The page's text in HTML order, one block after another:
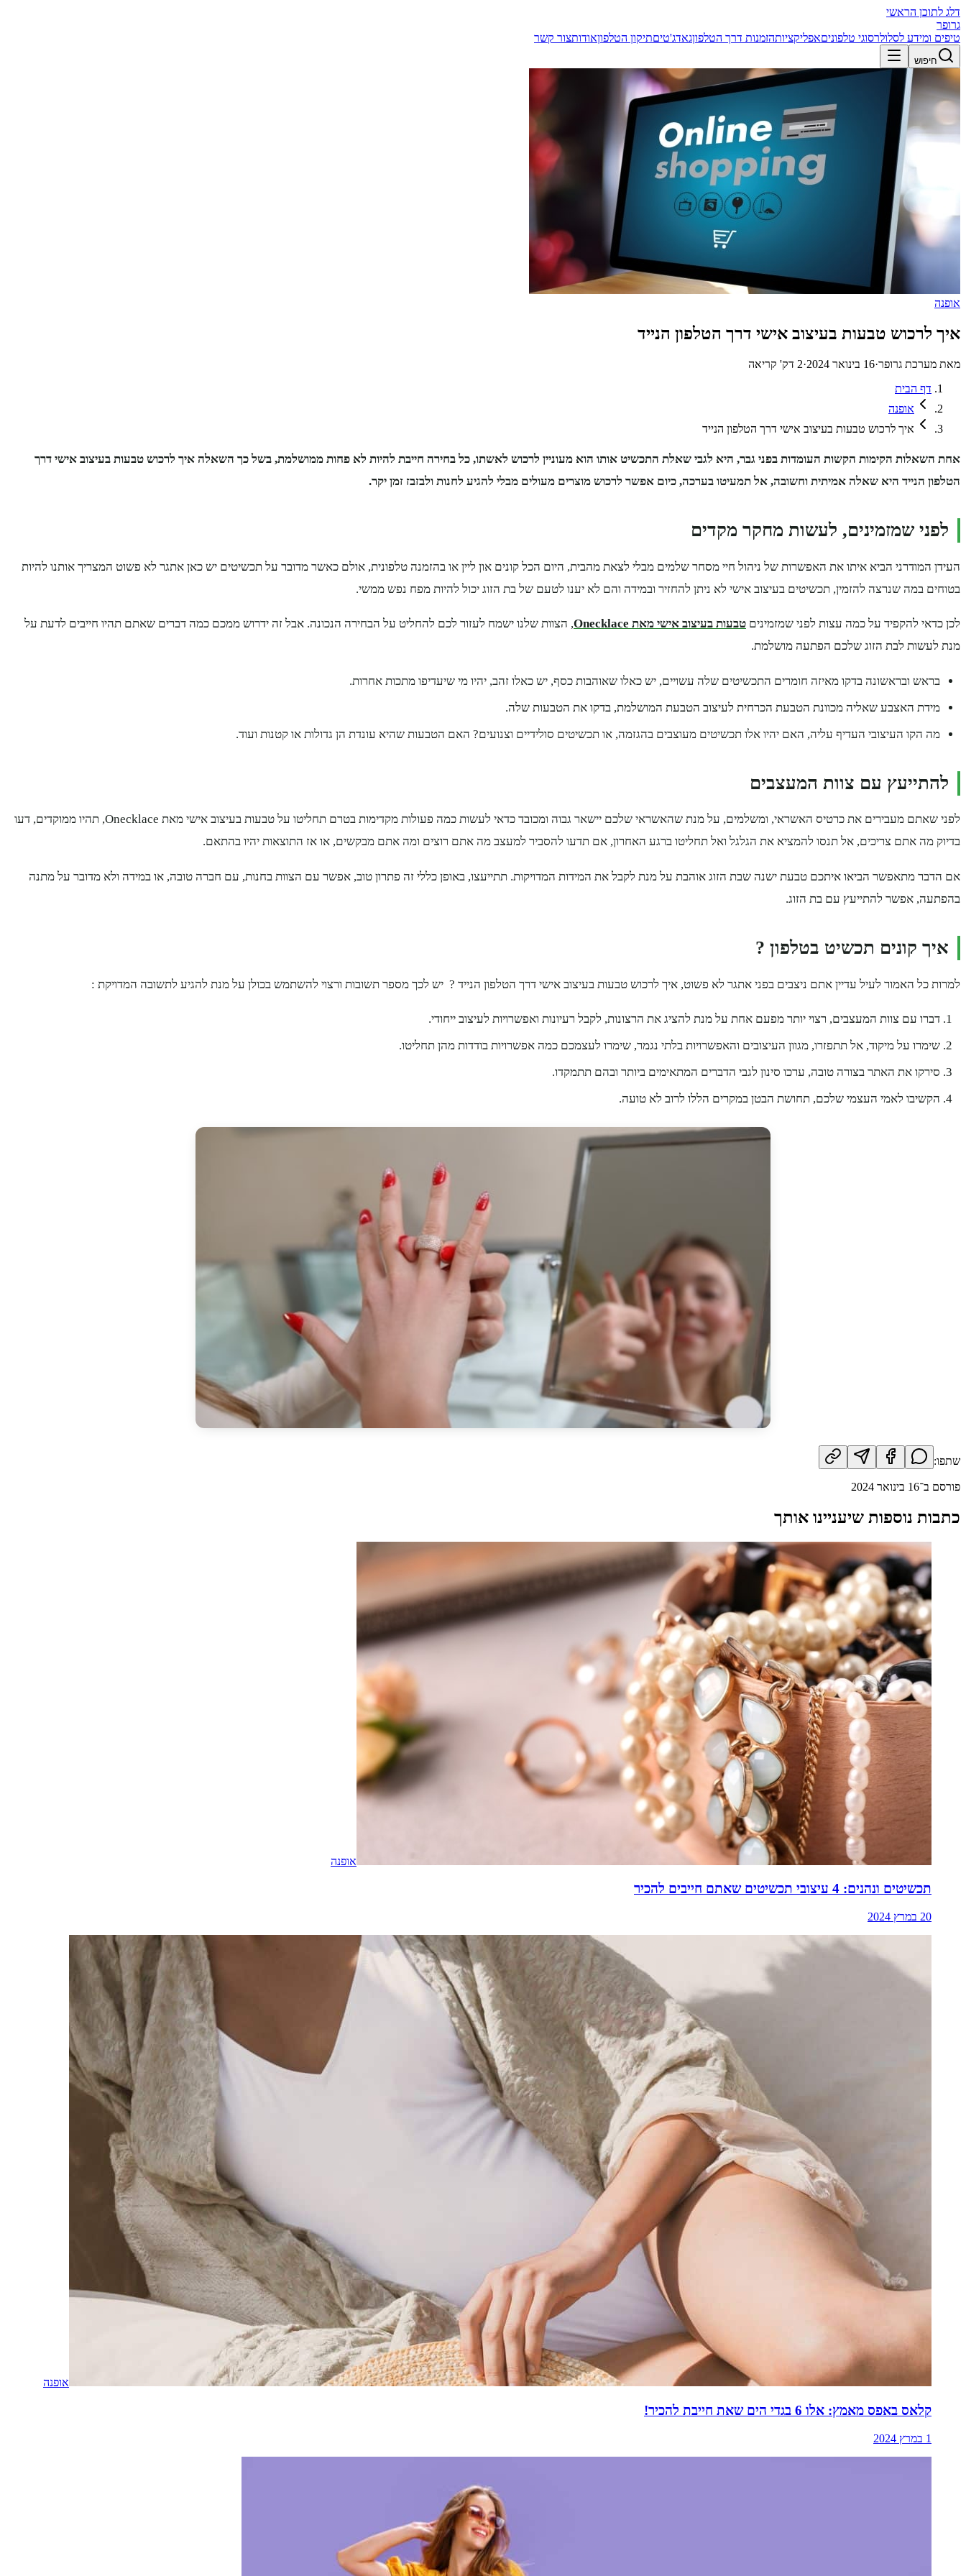
דלג לתוכן הראשי
גרופר
טיפים ומידע לסלולרסוגי טלפוניםאפליקציותהזמנות דרך הטלפוןגאדג'טיםתיקון הטלפוןאודותצור קשר
חיפוש
אופנה
איך לרכוש טבעות בעיצוב אישי דרך הטלפון הנייד
מאת מערכת גרופר·16 בינואר 2024 ·
2 דק' קריאה
דף הבית
אופנה
איך לרכוש טבעות בעיצוב אישי דרך הטלפון הנייד
אחת השאלות הקימות הקשות העומדות בפני גבר, היא לגבי שאלת התכשיט אותו הוא מעוניין לרכוש לאשתו, כל בחירה חייבת להיות לא פחות ממושלמת, בשל כך השאלה איך לרכוש טבעות בעיצוב אישי דרך
הטלפון הנייד היא שאלה אמיתית וחשובה, אל תמעיטו בערכה, כיום אפשר לרכוש מוצרים מעולים מבלי להגיע לחנות ולבזבז זמן יקר.
לפני שמזמינים, לעשות מחקר מקדים
העידן המודרני הביא איתו את האפשרות של ניהול חיי מסחר שלמים מבלי לצאת מהבית, היום הכל קונים און ליין או בהזמנה טלפונית, אולם כאשר מדובר על תכשיטים יש כאן אתגר לא פשוט המצריך אותנו להיות
בטוחים במה שנרצה להזמין, תכשיטים בעיצוב אישי לא ניתן להחזיר ובמידה והם לא יענו לטעם של בת הזוג יכול להיות מפח נפש ממשי.
לכן כדאי להקפיד על כמה עצות לפני שמזמינים טבעות בעיצוב אישי מאת Onecklace
, הצוות שלנו ישמח לעזור לכם להחליט על הבחירה הנכונה. אבל זה ידרוש ממכם כמה דברים שאתם תהיו חייבים לדעת על
מנת לעשות לבת הזוג שלכם הפתעה מושלמת.
בראש ובראשונה בדקו מאיזה חומרים התכשיטים שלה עשויים, יש כאלו שאוהבות כסף, יש כאלו זהב, יהיו מי שיעדיפו מתכות אחרות.
מידת האצבע שאליה מכוונת הטבעת הכרחית לעיצוב הטבעת המושלמת, בדקו את הטבעות שלה.
מה הקו העיצובי העדיף עליה, האם יהיו אלו תכשיטים מעוצבים בהגזמה, או תכשיטים סולידיים וצנועים? האם הטבעות שהיא עונדת הן גדולות או קטנות ועוד.
להתייעץ עם צוות המעצבים
לפני שאתם מעבירים את כרטיס האשראי, ומשלמים, על מנת שהאשראי שלכם יישאר גבוה ומכובד כדאי לעשות כמה פעולות מקדימות בטרם תחליטו על טבעות בעיצוב אישי מאת Onecklace, תהיו ממוקדים, דעו
בדיוק מה אתם צריכים, אל תנסו להמציא את הגלגל ואל תחליטו ברגע האחרון, אם תדעו להסביר למעצב מה אתם רוצים ומה אתם מבקשים, או אז התוצאות יהיו בהתאם.
אם הדבר מתאפשר הביאו איתכם טבעת ישנה שבת הזוג אוהבת על מנת לקבל את המידות המדויקות. תתייעצו, באופן כללי זה פתרון טוב, אפשר עם הצוות בחנות, עם חברה טובה, או במידה ולא מדובר על מתנה
בהפתעה, אפשר להתייעץ עם בת הזוג.
איך קונים תכשיט בטלפון ?
למרות כל האמור לעיל עדיין אתם ניצבים בפני אתגר לא פשוט, איך לרכוש טבעות בעיצוב אישי דרך הטלפון הנייד ? יש לכך מספר תשובות ורצוי להשתמש בכולן על מנת להגיע לתשובה המדויקת :
דברו עם צוות המעצבים, רצוי יותר מפעם אחת על מנת להציג את הרצונות, לקבל רעיונות ואפשרויות לעיצוב ייחודי.
שימרו על מיקוד, אל תתפזרו, מגוון העיצובים והאפשרויות בלתי נגמר, שימרו לעצמכם כמה אפשרויות בודדות מהן תחליטו.
סירקו את האתר בצורה טובה, ערכו סינון לגבי הדברים המתאימים ביותר ובהם תתמקדו.
הקשיבו לאמי העצמי שלכם, תחושת הבטן במקרים הללו לרוב לא טועה.
שתפו:
פורסם ב־16 בינואר 2024
כתבות נוספות שיעניינו אותך
אופנה
תכשיטים ונהנים: 4 עיצובי תכשיטים שאתם חייבים להכיר
20 במרץ 2024
אופנה
קלאס באפס מאמץ: אלו 6 בגדי הים שאת חייבת להכיר!
1 במרץ 2024